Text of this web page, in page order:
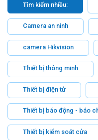
Tìm kiếm nhiều:
Camera an ninh
camera Hikvision
Thiết bị thông minh
Thiết bị điện tử
Thiết bị báo động - báo
Thiết bị kiểm soát cửa